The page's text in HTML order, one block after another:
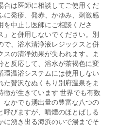
合は医師に相談してご使用くだ
に発疹、発赤、かゆみ、刺激感
中止し医師にご相談くださ
」と併用しないでください。別
で、浴水清浄液レジックスと併
スの清浄効果が失われます。ま
と反応して、浴水が茶褐色に変
環温浴システムには使用しない
た贅沢なぬくもり別府温泉をま
徴が生きています 世界でも有数
なかでも湧出量の豊富な八つの
呼びますが、噴煙のほとばしる
に湧き出る海浜のいで湯までそ